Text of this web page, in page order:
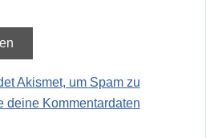
Akismet, um Spam zu
deine Kommentardaten